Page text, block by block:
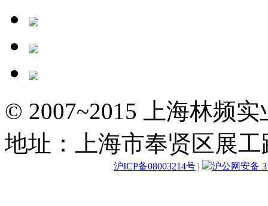
© 2007~2015 上海林频
地址：上海市奉贤区展工
沪ICP备08003214号 | 沪公网安备